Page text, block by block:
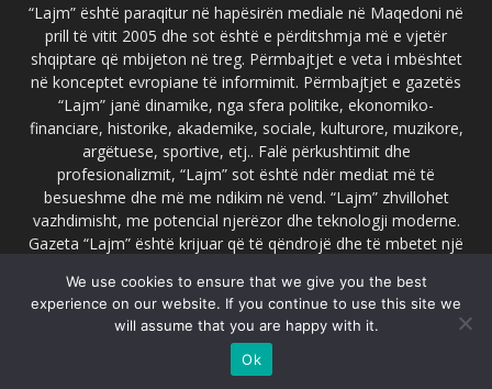
“Lajm” është paraqitur në hapësirën mediale në Maqedoni në
prill të vitit 2005 dhe sot është e përditshmja më e vjetër
shqiptare që mbijeton në treg. Përmbajtjet e veta i mbështet
në konceptet evropiane të informimit. Përmbajtjet e gazetës
“Lajm” janë dinamike, nga sfera politike, ekonomiko-
financiare, historike, akademike, sociale, kulturore, muzikore,
argëtuese, sportive, etj.. Falë përkushtimit dhe
profesionalizmit, “Lajm” sot është ndër mediat më të
besueshme dhe më me ndikim në vend. “Lajm” zhvillohet
vazhdimisht, me potencial njerëzor dhe teknologji moderne.
Gazeta “Lajm” është krijuar që të qëndrojë dhe të mbetet një
faqja zyrtare e gazetës “Lajm”, www.lajmpress.org është një
ndër portalet më të njohur në Maqedoni.
lajm.sk@gmail.com
We use cookies to ensure that we give you the best
experience on our website. If you continue to use this site we
will assume that you are happy with it.
Ok